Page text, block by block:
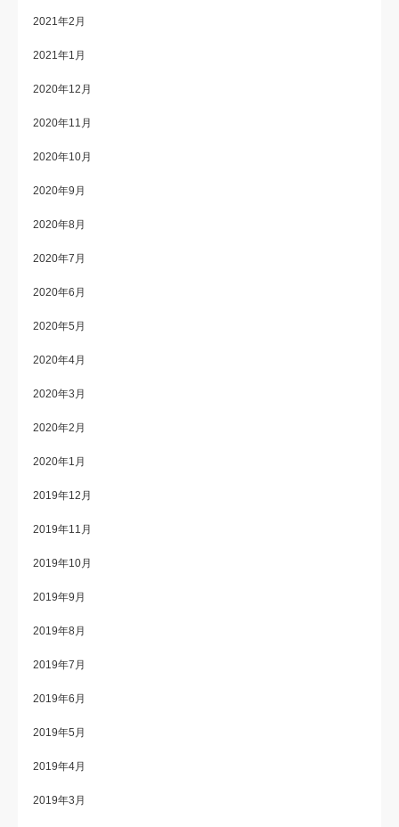
2021年2月
2021年1月
2020年12月
2020年11月
2020年10月
2020年9月
2020年8月
2020年7月
2020年6月
2020年5月
2020年4月
2020年3月
2020年2月
2020年1月
2019年12月
2019年11月
2019年10月
2019年9月
2019年8月
2019年7月
2019年6月
2019年5月
2019年4月
2019年3月